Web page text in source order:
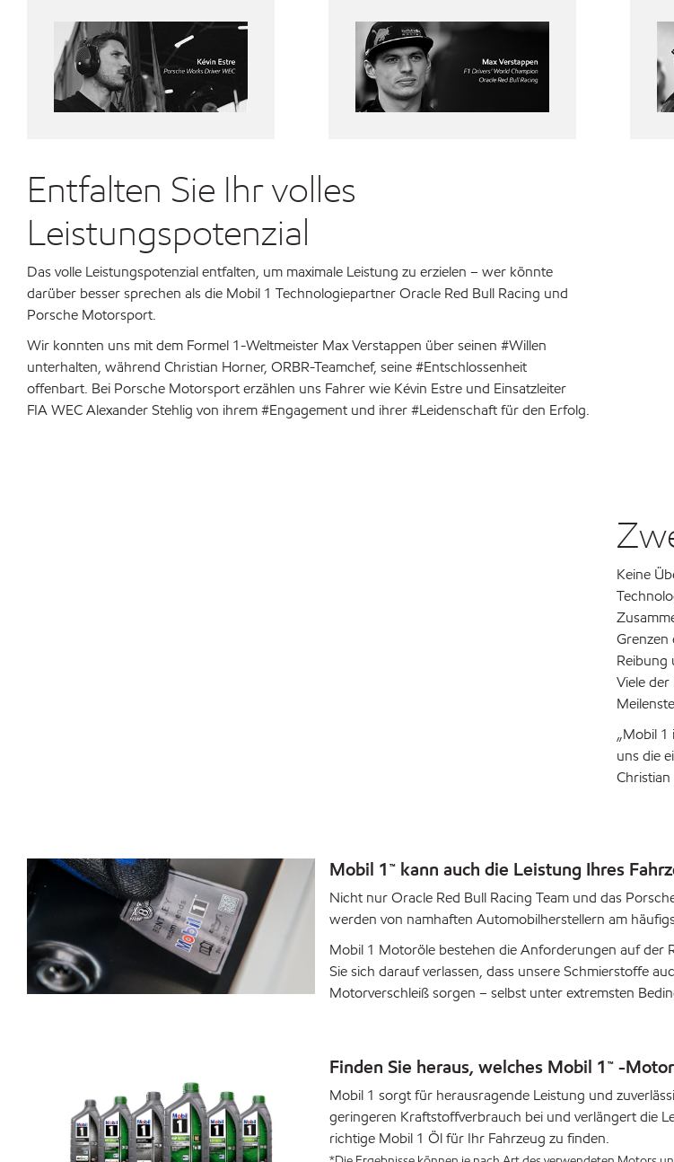
Entfalten Sie Ihr volles
Leistungspotenzial
Das volle Leistungspotenzial entfalten, um maximale Leistung zu erzielen – wer könnte
darüber besser sprechen als die Mobil 1 Technologiepartner Oracle Red Bull Racing und
Porsche Motorsport.
Wir konnten uns mit dem Formel 1-Weltmeister Max Verstappen über seinen #Willen
unterhalten, während Christian Horner, ORBR-Teamchef, seine #Entschlossenheit
offenbart. Bei Porsche Motorsport erzählen uns Fahrer wie Kévin Estre und Einsatzleiter
FIA WEC Alexander Stehlig von ihrem #Engagement und ihrer #Leidenschaft für den Erfolg.
Keine
Grenzen
Reibung
Viele
„Mobil 1
uns die
Mobil 1™ kann auch die Leistung Ihres
Nicht nur Oracle Red Bull Racing Team und das
werden von namhaften Automobilherstellern am
Mobil 1 Motoröle bestehen die Anforderungen auf der
Sie sich darauf verlassen, dass unsere Schmierstoffe
Motorverschleiß sorgen – selbst unter extremsten
Finden Sie heraus, welches Mobil 1™ -
Mobil 1 sorgt für herausragende Leistung und
geringeren Kraftstoffverbrauch bei und verlängert die
richtige Mobil 1 Öl für Ihr Fahrzeug zu finden.